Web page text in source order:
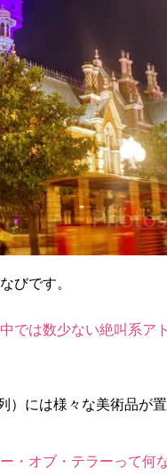
びです。
では数少ない絶叫系ア
）には様々な美術品が
・オブ・テラーって何